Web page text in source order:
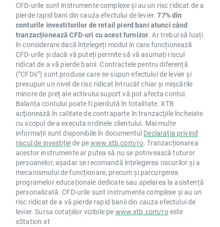
CFD-urile sunt instrumente complexe și au un risc ridicat de a
pierde rapid bani din cauza efectului de levier.77% din
conturile investitorilor de retail pierd bani atunci când
tranzacționează CFD-uri cu acest furnizor. Ar trebui să luați
în considerare dacă înțelegeți modul în care funcționează
CFD-urile și dacă vă puteți permite să vă asumați riscul
ridicat de a vă pierde banii. Contractele pentru diferență
(”CFDs”) sunt produse care se supun efectului de levier și
presupun un nivel de risc ridicat întrucât chiar și mișcările
minore de preț ale activului suport vă pot afecta contul.
Balanța contului poate fi pierdută în totalitate. XTB
acţionează în calitate de contraparte în tranzacţiile încheiate
cu scopul de a executa ordinele clientului. Mai multe
informații sunt disponibile în documentul Declarația privind
riscul de investițiede pewww.xtb.com/ro. Tranzacționarea
acestor instrumente ar putea să nu se potrivească tuturor
persoanelor, așadar se recomandă înțelegerea riscurilor și a
mecanismului de funcționare, precum și parcurgerea
programelor educaționale dedicate sau apelarea la asistență
personalizată. CFD-urile sunt instrumente complexe și au un
risc ridicat de a vă pierde rapid banii din cauza efectului de
levier. Sursa cotațiilor vizibile pe www.xtb.com/roeste
xStation.xt